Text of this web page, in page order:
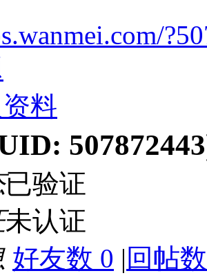
料
已验证
未认证
好友数 0 | 回帖